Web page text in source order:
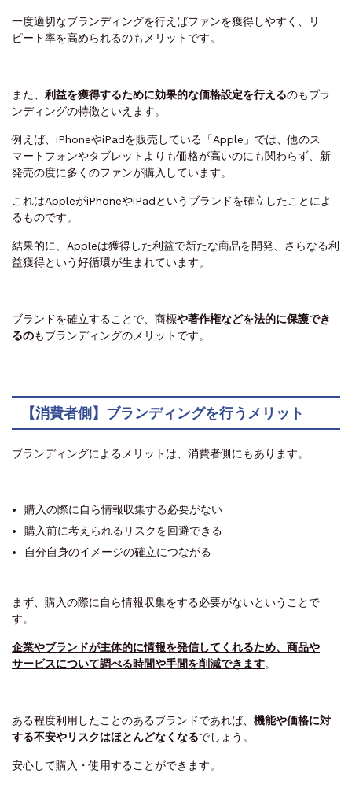
一度適切なブランディングを行えばファンを獲得しやすく、リ
ピート率を高められるのもメリットです。
また、 利益を獲得するために効果的な価格設定を行えるのもブラ
ンディングの特徴といえます。
例えば、iPhoneやiPadを販売している「Apple」では、他のス
マートフォンやタブレットよりも価格が高いのにも関わらず、新
発売の度に多くのファンが購入しています。
これはAppleがiPhoneやiPadというブランドを確立したことによ
るものです。
結果的に、Appleは獲得した利益で新たな商品を開発、さらなる利
益獲得という好循環が生まれています。
ブランドを確立することで、 商標や著作権などを法的に保護でき
るのもブランディングのメリットです。
【消費者側】ブランディングを行うメリット
ブランディングによるメリットは、消費者側にもあります。
購入の際に自ら情報収集する必要がない
購入前に考えられるリスクを回避できる
自分自身のイメージの確立につながる
まず、購入の際に自ら情報収集をする必要がないということで
す。
企業やブランドが主体的に情報を発信してくれるため、商品や
サービスについて調べる時間や手間を削減できます。
ある程度利用したことのあるブランドであれば、 機能や価格に対
する不安やリスクはほとんどなくなるでしょう。
安心して購入・使用することができます。